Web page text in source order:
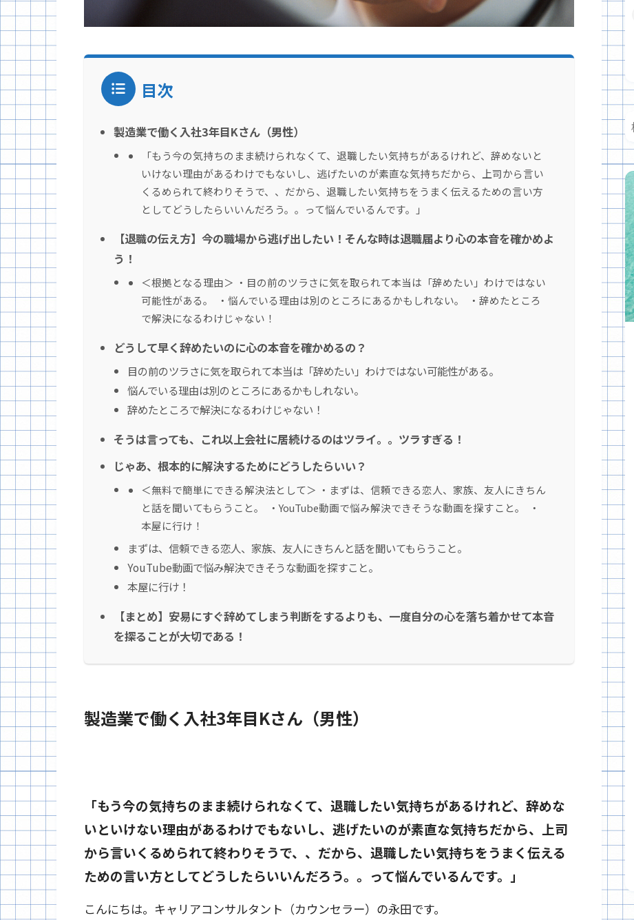
目次
製造業で働く入社3年目Kさん（男性）
「もう今の気持ちのまま続けられなくて、退職したい気持ちがあるけれど、辞めないと
いけない理由があるわけでもないし、逃げたいのが素直な気持ちだから、上司から言い
くるめられて終わりそうで、、だから、退職したい気持ちをうまく伝えるための言い方
としてどうしたらいいんだろう。。って悩んでいるんです。」
【退職の伝え方】今の職場から逃げ出したい！そんな時は退職届より心の本音を確かめよ
う！
＜根拠となる理由＞ ・目の前のツラさに気を取られて本当は「辞めたい」わけではない
可能性がある。 ・悩んでいる理由は別のところにあるかもしれない。 ・辞めたところ
で解決になるわけじゃない！
どうして早く辞めたいのに心の本音を確かめるの？
目の前のツラさに気を取られて本当は「辞めたい」わけではない可能性がある。
悩んでいる理由は別のところにあるかもしれない。
辞めたところで解決になるわけじゃない！
そうは言っても、これ以上会社に居続けるのはツライ。。ツラすぎる！
じゃあ、根本的に解決するためにどうしたらいい？
＜無料で簡単にできる解決法として＞ ・まずは、信頼できる恋人、家族、友人にきちん
と話を聞いてもらうこと。 ・YouTube動画で悩み解決できそうな動画を探すこと。 ・
本屋に行け！
まずは、信頼できる恋人、家族、友人にきちんと話を聞いてもらうこと。
YouTube動画で悩み解決できそうな動画を探すこと。
本屋に行け！
【まとめ】安易にすぐ辞めてしまう判断をするよりも、一度自分の心を落ち着かせて本音
を探ることが大切である！
製造業で働く入社3年目Kさん（男性）
「もう今の気持ちのまま続けられなくて、退職したい気持ちがあるけれど、辞めな
いといけない理由があるわけでもないし、逃げたいのが素直な気持ちだから、上司
から言いくるめられて終わりそうで、、だから、退職したい気持ちをうまく伝える
ための言い方としてどうしたらいいんだろう。。って悩んでいるんです。」
こんにちは。キャリアコンサルタント（カウンセラー）の永田です。